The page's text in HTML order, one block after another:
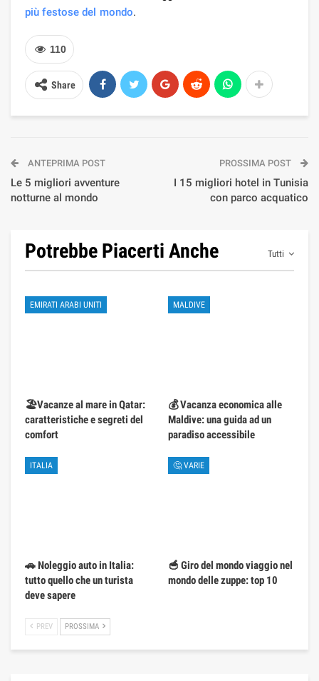
più festose del mondo.
110
Share
ANTEPRIMA POST
Le 5 migliori avventure
notturne al mondo
PROSSIMA POST
I 15 migliori hotel in Tunisia
con parco acquatico
Tutti
Potrebbe Piacerti Anche
EMIRATI ARABI UNITI
🏖️Vacanze al mare in Qatar:
caratteristiche e segreti del
comfort
MALDIVE
💰 Vacanza economica alle
Maldive: una guida ad un
paradiso accessibile
ITALIA
🚗 Noleggio auto in Italia:
tutto quello che un turista
deve sapere
🤔 VARIE
🥣 Giro del mondo viaggio nel
mondo delle zuppe: top 10
PREV PROSSIMA